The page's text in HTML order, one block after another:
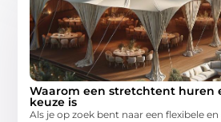
Waarom een stretchtent huren
keuze is
Als je op zoek bent naar een flexibele